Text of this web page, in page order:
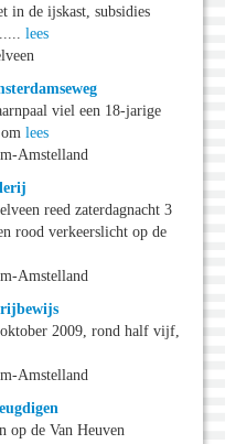
in de ijskast, subsidies
lees
viel een 18-jarige
lees
Amstelland
reed zaterdagnacht 3
rood verkeerslicht op de
Amstelland
2009, rond half vijf,
Amstelland
op de Van Heuven